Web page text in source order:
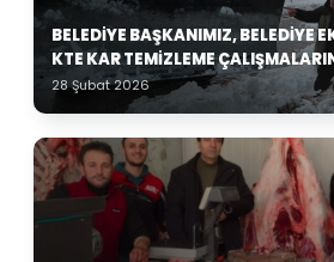
BELEDIYE BAŞKANIMIZ, BELEDIYE
KTE KAR TEMIZLEME
28 Şubat 2026